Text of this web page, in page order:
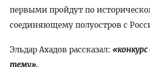
первыми пройдут по
соединяющему полуостров с
Эльдар Ахадов рассказал:
тему».